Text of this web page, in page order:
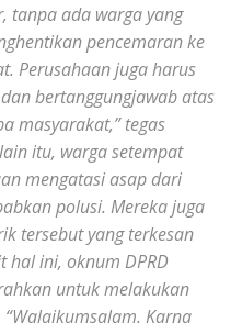
tanpa ada warga yang
pencemaran ke
Perusahaan juga harus
bertanggungjawab atas
masyarakat,” tegas
itu, warga setempat
mengatasi asap dari
polusi. Mereka juga
tersebut yang terkesan
hal ini, oknum DPRD
untuk melakukan
Karna